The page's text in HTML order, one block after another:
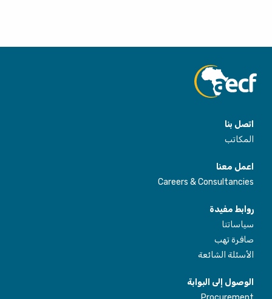
اتصل بنا
المكاتب
اعمل معنا
Careers & Consultancies
روابط مفيدة
سياساتنا
صافرة تهب
الأسئلة الشائعة
الوصول إلى البوابة